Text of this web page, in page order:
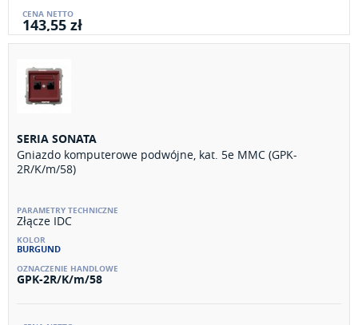
143,55 zł
SERIA SONATA
Gniazdo komputerowe podwójne, kat. 5e MMC (GPK-
2R/K/m/58)
Złącze IDC
BURGUND
GPK-2R/K/m/58